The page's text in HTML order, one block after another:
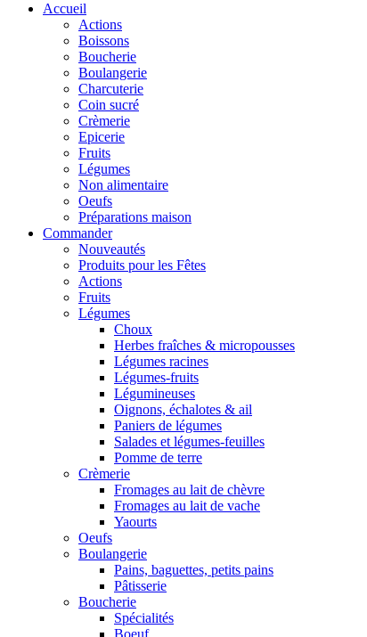
Accueil
Actions
Boissons
Boucherie
Boulangerie
Charcuterie
Coin sucré
Crèmerie
Epicerie
Fruits
Légumes
Non alimentaire
Oeufs
Préparations maison
Commander
Nouveautés
Produits pour les Fêtes
Actions
Fruits
Légumes
Choux
Herbes fraîches & micropousses
Légumes racines
Légumes-fruits
Légumineuses
Oignons, échalotes & ail
Paniers de légumes
Salades et légumes-feuilles
Pomme de terre
Crèmerie
Fromages au lait de chèvre
Fromages au lait de vache
Yaourts
Oeufs
Boulangerie
Pains, baguettes, petits pains
Pâtisserie
Boucherie
Spécialités
Boeuf